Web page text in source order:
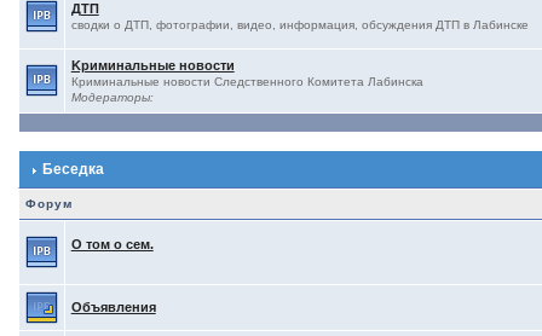
ДТП
сводки о ДТП, фотографии, видео, информация, обсуждения ДТП в Лабинске
Kриминальные новости
Криминальные новости Следственного Комитета Лабинска
Модераторы:
Беседка
Форум
О том о сем.
Объявления